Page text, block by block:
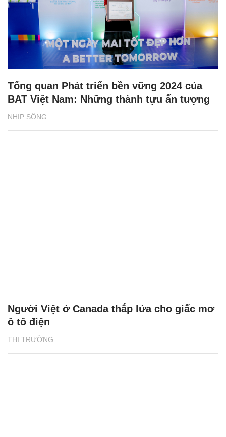
NHỊP SỐNG
Tổng quan Phát triển bền vững 2024 của
BAT Việt Nam: Những thành tựu ấn tượng
THỊ TRƯỜNG
Người Việt ở Canada thắp lửa cho giấc mơ
ô tô điện